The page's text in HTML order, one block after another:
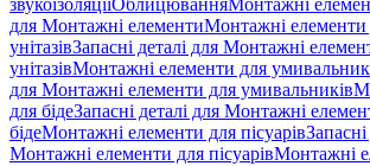
звукоізоляціїОблицюванняМонтажні
для Монтажні елементиМонтажні елементи
унітазівЗапасні деталі для Монтажні
унітазівМонтажні елементи для
для Монтажні елементи для умивальників
для бідеЗапасні деталі для Монтажні
бідеМонтажні елементи для пісуарів
Монтажні елементи для пісуарівМонтажні